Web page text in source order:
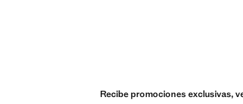
Recibe promociones exclusivas,